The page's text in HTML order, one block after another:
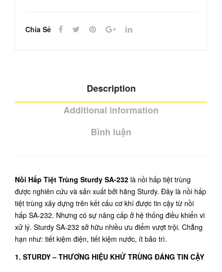
Chia Sẻ
Description
Additional information
Bình luận
Nồi Hấp Tiệt Trùng Sturdy SA-232 là nồi hấp tiệt trùng
được nghiên cứu và sản xuất bởi hãng Sturdy. Đây là nồi hấp
tiệt trùng xây dựng trên kết cấu cơ khí được tin cậy từ nồi
hấp SA-232. Nhưng có sự nâng cấp ở hệ thống điều khiển vi
xử lý. Sturdy SA-232 sở hữu nhiều ưu điểm vượt trội. Chẳng
hạn như: tiết kiệm điện, tiết kiệm nước, ít bảo trì.
1. STURDY – THƯƠNG HIỆU KHỬ TRÙNG ĐÁNG TIN CẬY